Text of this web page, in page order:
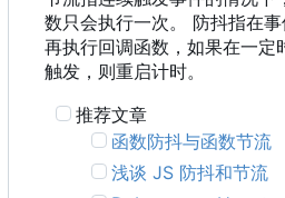
数只会执行一次。 防抖指在
再执行回调函数，如果在一定
触发，则重启计时。
推荐文章
函数防抖与函数节流
浅谈 JS 防抖和节流